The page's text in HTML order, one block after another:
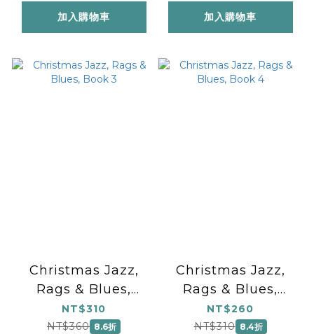
加入購物車 加入購物車
Christmas Jazz,
Rags & Blues,
Book 3
NT$310
NT$360 8.6折
Christmas Jazz,
Rags & Blues,
Book 4
NT$260
NT$310 8.4折